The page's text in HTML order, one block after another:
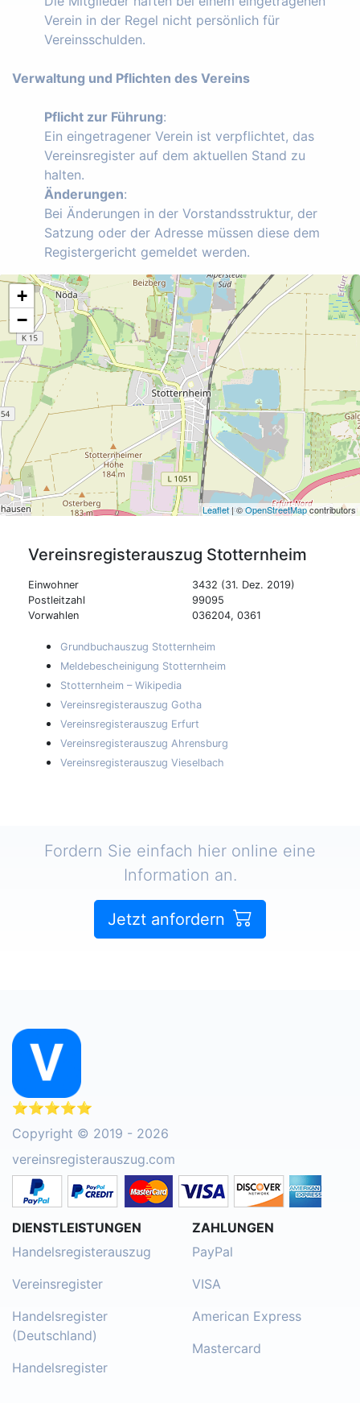
Verein in der Regel nicht persönlich für
Vereinsschulden.
Verwaltung und Pflichten des Vereins
Pflicht zur Führung:
Ein eingetragener Verein ist verpflichtet, das
Vereinsregister auf dem aktuellen Stand zu
halten.
Änderungen:
Bei Änderungen in der Vorstandsstruktur, der
Satzung oder der Adresse müssen diese dem
Registergericht gemeldet werden.
+
−
Leaflet| ©OpenStreetMapcontributors
Vereinsregisterauszug Stotternheim
Einwohner
3432 (31. Dez. 2019)
Postleitzahl
99095
Vorwahlen
036204, 0361
Grundbuchauszug Stotternheim
Meldebescheinigung Stotternheim
Stotternheim – Wikipedia
Vereinsregisterauszug Gotha
Vereinsregisterauszug Erfurt
Vereinsregisterauszug Ahrensburg
Vereinsregisterauszug Vieselbach
Fordern Sie einfach hier online eine
Information an.
Jetzt anfordern
⭐⭐⭐⭐⭐
Copyright © 2019 - 2026
vereinsregisterauszug.com
DIENSTLEISTUNGEN
Handelsregisterauszug
Vereinsregister
Handelsregister
(Deutschland)
Handelsregister
ZAHLUNGEN
PayPal
VISA
American Express
Mastercard